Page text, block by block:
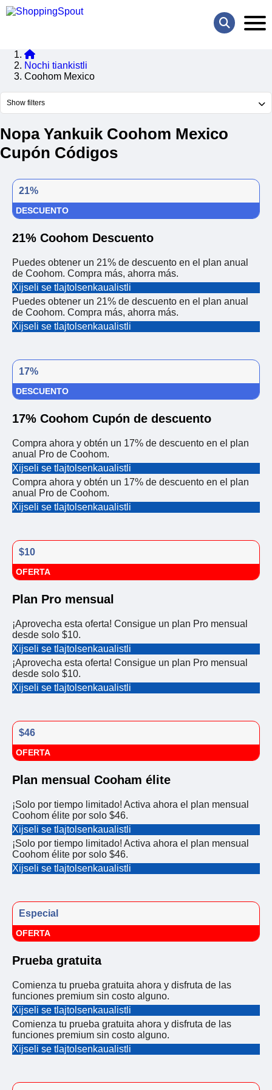
Nochi tiankistli
Coohom Mexico
Show filters
Nopa Yankuik Coohom Mexico
Cupón Códigos
21%
DESCUENTO
21% Coohom Descuento
Puedes obtener un 21% de descuento en el plan anual
de Coohom. Compra más, ahorra más.
Xijseli se tlajtolsenkaualistli
Puedes obtener un 21% de descuento en el plan anual
de Coohom. Compra más, ahorra más.
Xijseli se tlajtolsenkaualistli
17%
DESCUENTO
17% Coohom Cupón de descuento
Compra ahora y obtén un 17% de descuento en el plan
anual Pro de Coohom.
Xijseli se tlajtolsenkaualistli
Compra ahora y obtén un 17% de descuento en el plan
anual Pro de Coohom.
Xijseli se tlajtolsenkaualistli
$10
OFERTA
Plan Pro mensual
¡Aprovecha esta oferta! Consigue un plan Pro mensual
desde solo $10.
Xijseli se tlajtolsenkaualistli
¡Aprovecha esta oferta! Consigue un plan Pro mensual
desde solo $10.
Xijseli se tlajtolsenkaualistli
$46
OFERTA
Plan mensual Cooham élite
¡Solo por tiempo limitado! Activa ahora el plan mensual
Coohom élite por solo $46.
Xijseli se tlajtolsenkaualistli
¡Solo por tiempo limitado! Activa ahora el plan mensual
Coohom élite por solo $46.
Xijseli se tlajtolsenkaualistli
Especial
OFERTA
Prueba gratuita
Comienza tu prueba gratuita ahora y disfruta de las
funciones premium sin costo alguno.
Xijseli se tlajtolsenkaualistli
Comienza tu prueba gratuita ahora y disfruta de las
funciones premium sin costo alguno.
Xijseli se tlajtolsenkaualistli